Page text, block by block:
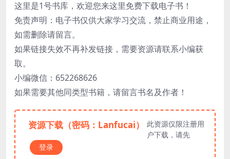
这里是1号书库，欢迎您来这里免费下载电子书！
免责声明：电子书仅供大家学习交流，禁止商业用途，
如需删除请留言。
如果链接失效不再补发链接，需要资源请联系小编获
取。
小编微信：652268626
如果需要其他同类型书籍，请留言书名及作者！
资源下载（密码：Lanfucai）
此资源仅限注册用
户下载，请先
登录